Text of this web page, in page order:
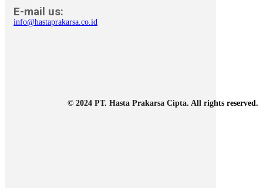
E-mail us:
info@hastaprakarsa.co.id
© 2024 PT. Hasta Prakarsa Cipta. All rights reserved.